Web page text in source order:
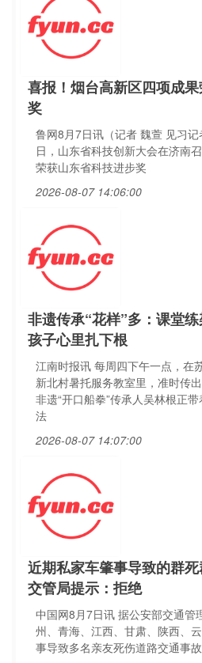
喜报！烟台高新区四项成
奖
鲁网8月7日讯（记者 魏萱 见习
日，山东省科技创新大会在济南
荣获山东省科技进步奖
2026-08-07 14:06:00
非遗传承“花样”多：课堂
孩子心里扎下根
江南时报讯 每周四下午一点，在
新北村暑托服务教室里，准时传
非遗“开口船拳”传承人吴林根正
法
2026-08-07 14:07:00
近期私家车肇事导致的群
交管局提示：拒绝
中国网8月7日讯 据公安部交通管
州、青海、江西、甘肃、陕西、
事导致多名亲友死伤道路交通事故